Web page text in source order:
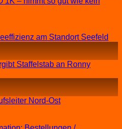
am Standort Seefeld
Staffelstab an Ronny
Nord-Ost